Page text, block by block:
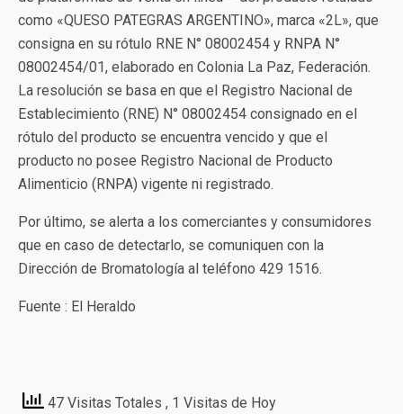
como «QUESO PATEGRAS ARGENTINO», marca «2L», que
consigna en su rótulo RNE N° 08002454 y RNPA N°
08002454/01, elaborado en Colonia La Paz, Federación.
La resolución se basa en que el Registro Nacional de
Establecimiento (RNE) N° 08002454 consignado en el
rótulo del producto se encuentra vencido y que el
producto no posee Registro Nacional de Producto
Alimenticio (RNPA) vigente ni registrado.
Por último, se alerta a los comerciantes y consumidores
que en caso de detectarlo, se comuniquen con la
Dirección de Bromatología al teléfono 429 1516.
Fuente : El Heraldo
47 Visitas Totales , 1 Visitas de Hoy